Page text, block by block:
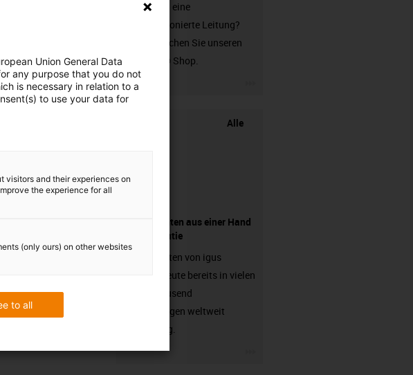
Sie suchen eine
unkonfektionierte Leitung?
Dann besuchen Sie unseren
chainflex® Shop.
Alle
Komponenten aus einer Hand
- mit Garantie
Energieketten von igus
arbeiten heute bereits in vielen
hunderttausend
Anwendungen weltweit
zuverlässig.
Union General Data
any purpose that you do not
is necessary in relation to a
to use your data for
visitors and their experiences on
the experience for all
(only ours) on other websites
to all